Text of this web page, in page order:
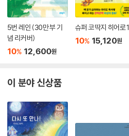
5번 레인 (30만 부 기
념 리커버)
10% 12,600원
슈퍼 코딱지 히어로 1
10% 15,120원
이 분야 신상품